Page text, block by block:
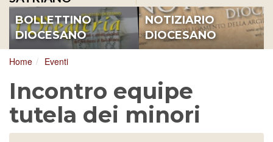
BOLLETTINO
DIOCESANO
NOTIZIARIO
DIOCESANO
Home Eventi
Incontro equipe
tutela dei minori